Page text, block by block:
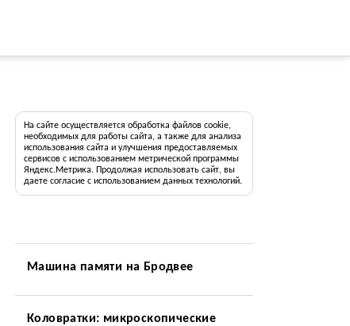
На сайте осуществляется обработка файлов cookie,
необходимых для работы сайта, а также для анализа
использования сайта и улучшения предоставляемых
сервисов с использованием метрической программы
Яндекс.Метрика. Продолжая использовать сайт, вы
даете согласие с использованием данных технологий.
Машина памяти на Бродвее
Коловратки: микроскопические